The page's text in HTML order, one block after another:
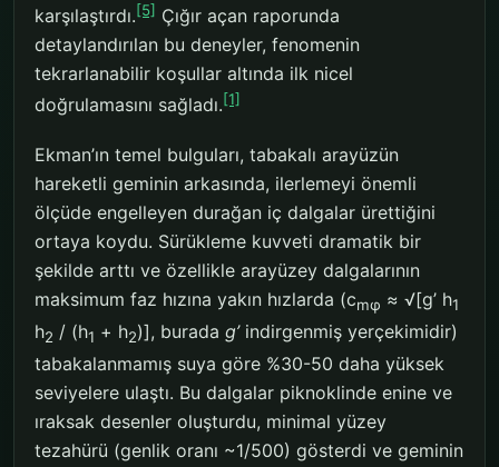
karşılaştırdı.[5] Çığır açan raporunda
detaylandırılan bu deneyler, fenomenin
tekrarlanabilir koşullar altında ilk nicel
doğrulamasını sağladı.[1]
Ekman’ın temel bulguları, tabakalı arayüzün
hareketli geminin arkasında, ilerlemeyi önemli
ölçüde engelleyen durağan iç dalgalar ürettiğini
ortaya koydu. Sürükleme kuvveti dramatik bir
şekilde arttı ve özellikle arayüzey dalgalarının
maksimum faz hızına yakın hızlarda (cmφ ≈ √[g’ h1
h2 / (h1 + h2)], burada g’indirgenmiş yerçekimidir)
tabakalanmamış suya göre %30-50 daha yüksek
seviyelere ulaştı. Bu dalgalar piknoklinde enine ve
ıraksak desenler oluşturdu, minimal yüzey
tezahürü (genlik oranı ~1/500) gösterdi ve geminin